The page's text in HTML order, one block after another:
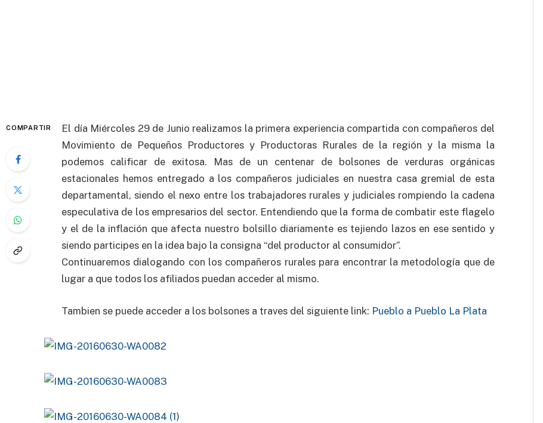
COMPARTIR
El día Miércoles 29 de Junio realizamos la primera experiencia compartida con compañeros del
Movimiento de Pequeños Productores y Productoras Rurales de la región y la misma la
podemos calificar de exitosa. Mas de un centenar de bolsones de verduras orgánicas
estacionales hemos entregado a los compañeros judiciales en nuestra casa gremial de esta
departamental, siendo el nexo entre los trabajadores rurales y judiciales rompiendo la cadena
especulativa de los empresarios del sector. Entendiendo que la forma de combatir este flagelo
y el de la inflación que afecta nuestro bolsillo diariamente es tejiendo lazos en ese sentido y
siendo participes en la idea bajo la consigna “del productor al consumidor”.
Continuaremos dialogando con los compañeros rurales para encontrar la metodología que de
lugar a que todos los afiliados puedan acceder al mismo.
Tambien se puede acceder a los bolsones a traves del siguiente link: Pueblo a Pueblo La Plata